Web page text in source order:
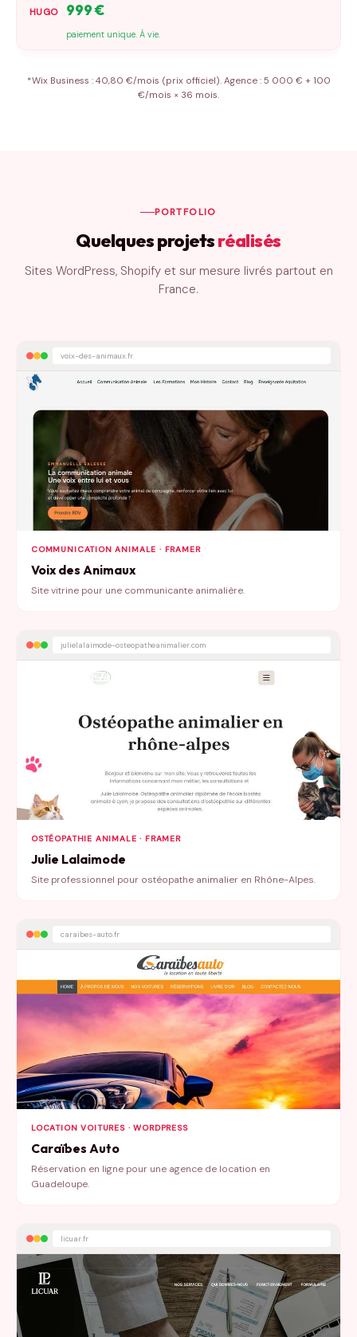
999€
paiement unique. À vie.
*Wix Business : 40,80 €/mois (prix officiel). Agence : 5 000 € + 100
€/mois × 36 mois.
PORTFOLIO
Quelques projetsréalisés
Sites WordPress, Shopify et sur mesure livrés partout en
France.
voix-des-animaux.fr
COMMUNICATION ANIMALE · FRAMER
Voix des Animaux
Site vitrine pour une communicante animalière.
julielalaimode-osteopatheanimalier.com
OSTÉOPATHIE ANIMALE · FRAMER
Julie Lalaimode
Site professionnel pour ostéopathe animalier en Rhône-Alpes.
caraibes-auto.fr
LOCATION VOITURES · WORDPRESS
Caraïbes Auto
Réservation en ligne pour une agence de location en
Guadeloupe.
licuar.fr